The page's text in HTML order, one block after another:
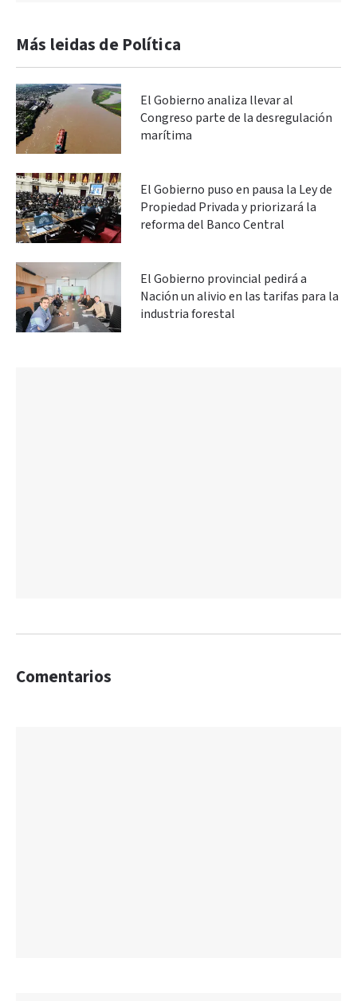
Más leidas de Política
El Gobierno analiza llevar al
Congreso parte de la desregulación
marítima
El Gobierno puso en pausa la Ley de
Propiedad Privada y priorizará la
reforma del Banco Central
El Gobierno provincial pedirá a
Nación un alivio en las tarifas para la
industria forestal
Comentarios